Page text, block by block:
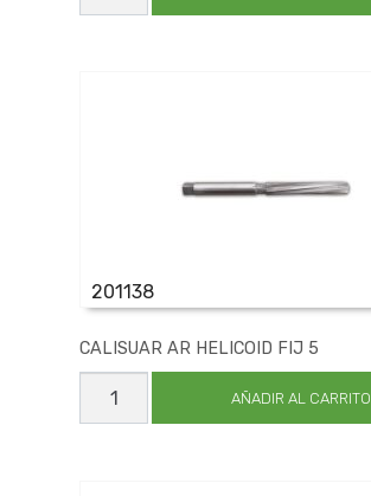
201138
CALISUAR AR HELICOID FIJ 5
CALISUAR
HELICOID
AÑADIR AL CARRITO